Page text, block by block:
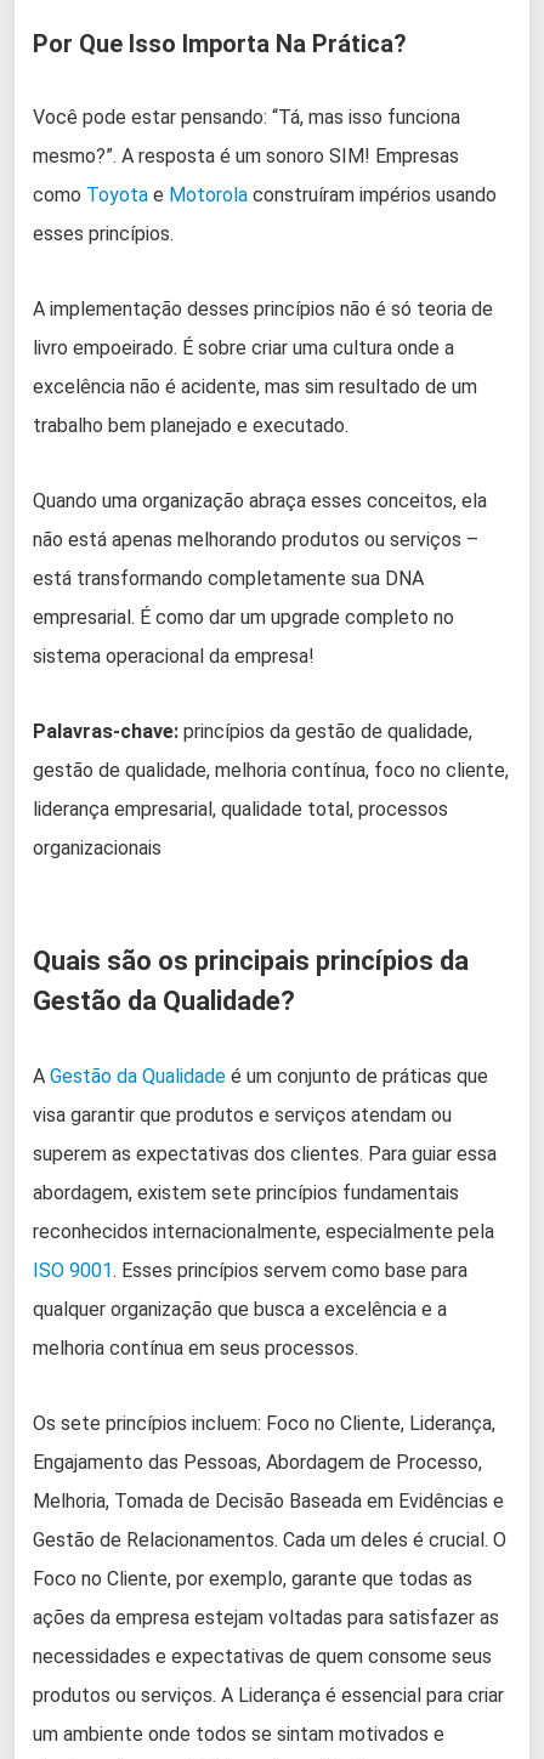
Por Que Isso Importa Na Prática?
Você pode estar pensando: “Tá, mas isso funciona
mesmo?”. A resposta é um sonoro SIM! Empresas
como Toyota e Motorola construíram impérios usando
esses princípios.
A implementação desses princípios não é só teoria de
livro empoeirado. É sobre criar uma cultura onde a
excelência não é acidente, mas sim resultado de um
trabalho bem planejado e executado.
Quando uma organização abraça esses conceitos, ela
não está apenas melhorando produtos ou serviços –
está transformando completamente sua DNA
empresarial. É como dar um upgrade completo no
sistema operacional da empresa!
Palavras-chave: princípios da gestão de qualidade,
gestão de qualidade, melhoria contínua, foco no cliente,
liderança empresarial, qualidade total, processos
organizacionais
Quais são os principais princípios da
Gestão da Qualidade?
A Gestão da Qualidade é um conjunto de práticas que
visa garantir que produtos e serviços atendam ou
superem as expectativas dos clientes. Para guiar essa
abordagem, existem sete princípios fundamentais
reconhecidos internacionalmente, especialmente pela
ISO 9001. Esses princípios servem como base para
qualquer organização que busca a excelência e a
melhoria contínua em seus processos.
Os sete princípios incluem: Foco no Cliente, Liderança,
Engajamento das Pessoas, Abordagem de Processo,
Melhoria, Tomada de Decisão Baseada em Evidências e
Gestão de Relacionamentos. Cada um deles é crucial. O
Foco no Cliente, por exemplo, garante que todas as
ações da empresa estejam voltadas para satisfazer as
necessidades e expectativas de quem consome seus
produtos ou serviços. A Liderança é essencial para criar
um ambiente onde todos se sintam motivados e